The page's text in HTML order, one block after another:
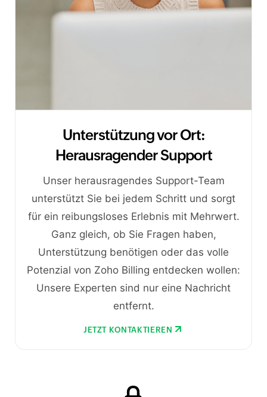
Unterstützung vor Ort:
Herausragender Support
Unser herausragendes Support-Team
unterstützt Sie bei jedem Schritt und sorgt
für ein reibungsloses Erlebnis mit Mehrwert.
Ganz gleich, ob Sie Fragen haben,
Unterstützung benötigen oder das volle
Potenzial von Zoho Billing entdecken wollen:
Unsere Experten sind nur eine Nachricht
entfernt.
JETZT KONTAKTIEREN